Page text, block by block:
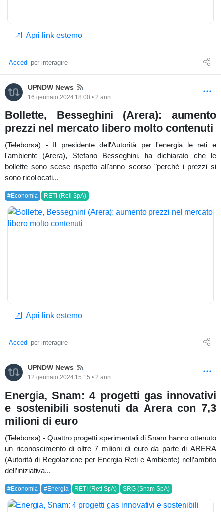
Apri link esterno
Accedi per interagire
UPNDW News News
16 gennaio 2024 18:00 • 2 anni
Bollette, Besseghini (Arera): aumento
prezzi nel mercato libero molto contenuti
(Teleborsa) - Il presidente dell'Autorità per l'energia le reti e
l'ambiente (Arera), Stefano Besseghini, ha dichiarato che le
bollette sono scese rispetto all'anno scorso "perché i prezzi si
sono ricollocati...
#Economia RETI (Reti SpA)
Apri link esterno
Accedi per interagire
UPNDW News News
12 gennaio 2024 15:15 • 2 anni
Energia, Snam: 4 progetti gas innovativi
e sostenibili sostenuti da Arera con 7,3
milioni di euro
(Teleborsa) - Quattro progetti sperimentali di Snam hanno ottenuto
un riconoscimento di oltre 7 milioni di euro da parte di ARERA
(Autorità di Regolazione per Energia Reti e Ambiente) nell’ambito
dell’iniziativa...
#Economia #Energia RETI (Reti SpA) SRG (Snam SpA)